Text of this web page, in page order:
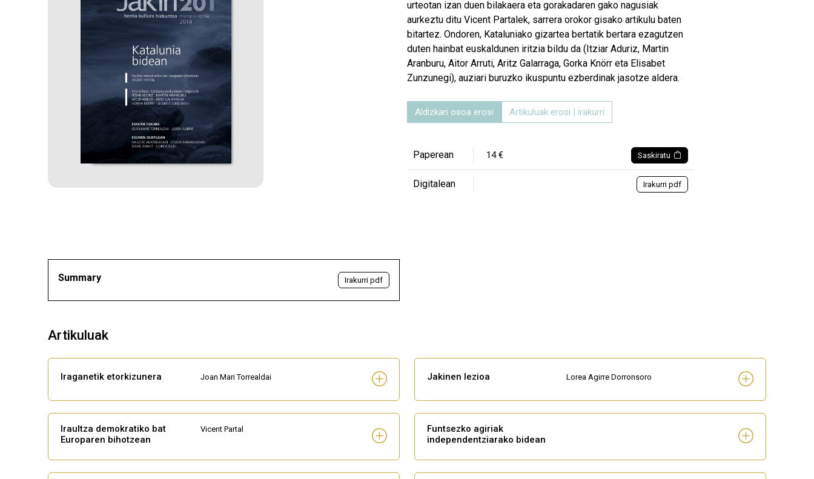
urteotan izan duen bilakaera eta gorakadaren gako nagusiak
aurkeztu ditu Vicent Partalek, sarrera orokor gisako artikulu baten
bitartez. Ondoren, Kataluniako gizartea bertatik bertara ezagutzen
duten hainbat euskaldunen iritzia bildu da (Itziar Aduriz, Martin
Aranburu, Aitor Arruti, Aritz Galarraga, Gorka Knörr eta Elisabet
Zunzunegi), auziari buruzko ikuspuntu ezberdinak jasotze aldera.
Aldizkari osoa erosi Artikuluak erosi | irakurri
Paperean 14 € Saskiratu
Digitalean Irakurri pdf
Summary Irakurri pdf
Artikuluak
Iraganetik etorkizunera Joan Mari Torrealdai Jakinen lezioa Lorea Agirre Dorronsoro
Iraultza demokratiko bat
Europaren bihotzean
Vicent Partal
Funtsezko agiriak
independentziarako bidean